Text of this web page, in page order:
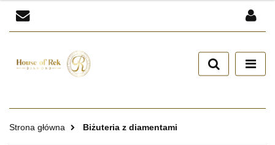
Zaloguj się
Zarejestruj się
Strona główna Biżuteria z diamentami